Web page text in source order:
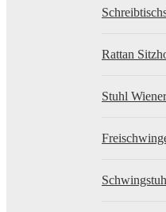
Rattan
Stuhl